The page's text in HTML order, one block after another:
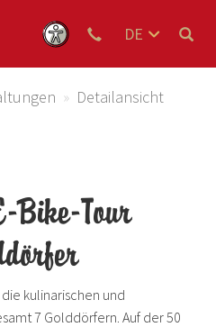
DE
Detailansicht
Bike-Tour
kulinarischen und
7 Golddörfern. Auf der 50